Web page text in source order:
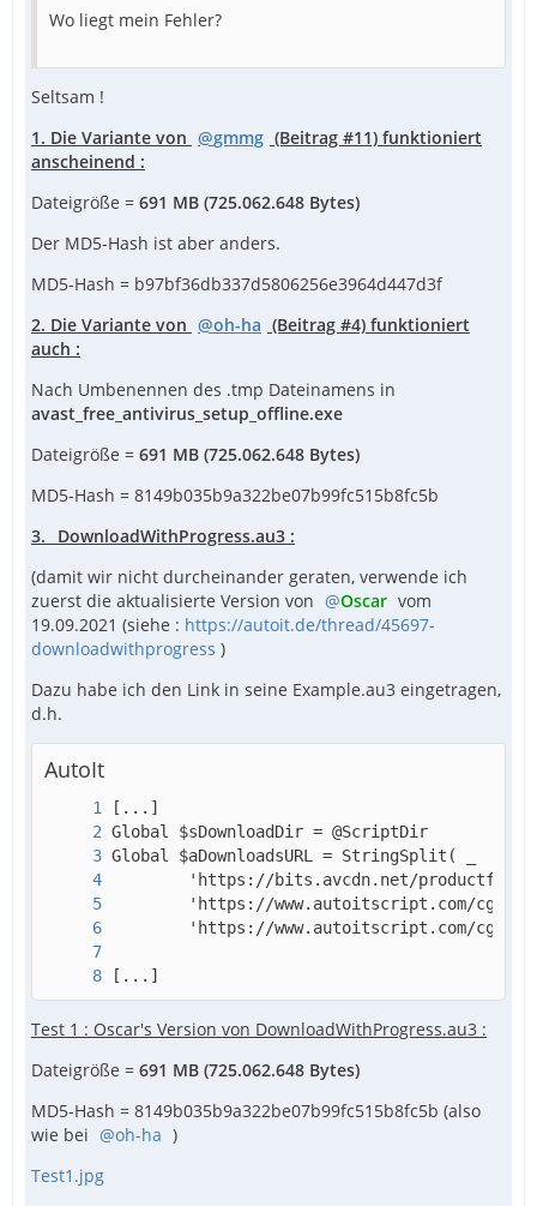
Wo liegt mein Fehler?
Seltsam !
1. Die Variante von
gmmg (Beitrag #11) funktioniert
anscheinend :
Dateigröße = 691 MB (725.062.648 Bytes)
Der MD5-Hash ist aber anders.
MD5-Hash = b97bf36db337d5806256e3964d447d3f
2. Die Variante von
oh-ha (Beitrag #4) funktioniert
auch :
Nach Umbenennen des .tmp Dateinamens in
avast_free_antivirus_setup_offline.exe
Dateigröße = 691 MB (725.062.648 Bytes)
MD5-Hash = 8149b035b9a322be07b99fc515b8fc5b
3. _DownloadWithProgress.au3 :
(damit wir nicht durcheinander geraten, verwende ich
zuerst die aktualisierte Version von
Oscar vom
19.09.2021 (siehe : https://autoit.de/thread/45697-
downloadwithprogress )
Dazu habe ich den Link in seine Example.au3 eingetragen,
d.h.
AutoIt
[...]
Test 1 : Oscar's Version von DownloadWithProgress.au3 :
Dateigröße = 691 MB (725.062.648 Bytes)
MD5-Hash = 8149b035b9a322be07b99fc515b8fc5b (also
wie bei
oh-ha )
Test1.jpg